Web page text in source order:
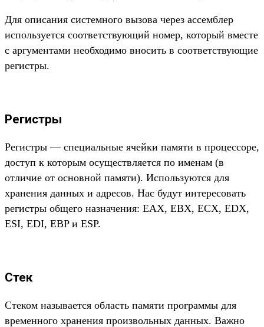
Для описания системного вызова через ассемблер
используется соответствующий номер, который вместе
с аргументами необходимо вносить в соответствующие
регистры.
Регистры
Регистры — специальные ячейки памяти в процессоре,
доступ к которым осуществляется по именам (в
отличие от основной памяти). Используются для
хранения данных и адресов. Нас будут интересовать
регистры общего назначения: EAX, EBX, ECX, EDX,
ESI, EDI, EBP и ESP.
Стек
Стеком называется область памяти программы для
временного хранения произвольных данных. Важно